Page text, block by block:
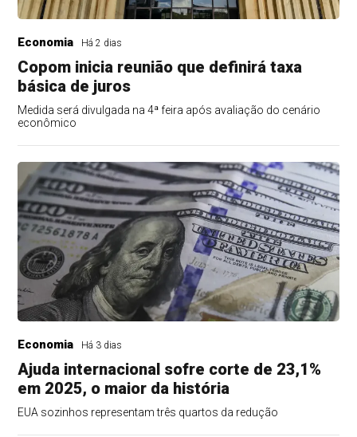
Economia Há 2 dias
Copom inicia reunião que definirá taxa
básica de juros
Medida será divulgada na 4ª feira após avaliação do cenário
econômico
Economia Há 3 dias
Ajuda internacional sofre corte de 23,1%
em 2025, o maior da história
EUA sozinhos representam três quartos da redução